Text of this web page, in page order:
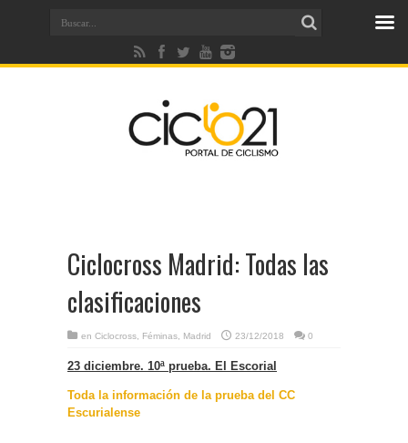
Ciclocross Madrid: Todas las
clasificaciones
en Ciclocross Féminas Madrid 23/12/2018 0
23 diciembre. 10ª prueba. El Escorial
Toda la información de la prueba del CC
Escurialense